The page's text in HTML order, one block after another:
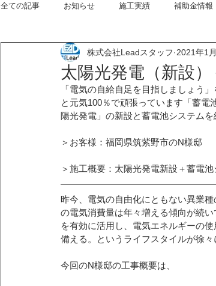
全ての記事 お知らせ 施工実績 補助金情報
蓄電池システム 太陽光発電シス
お客様の声 カーポート設置
ニチコンの蓄電池
シャープ蓄電池 三菱エコキュート 創蓄連
こんな話あんな話 EIBS7 山復興プロジェ
太陽光発電（新設
株式会社Leadスタッフ 2021年1
「電気の自給自足を目指しましょう
と元気100％で頑張っています「蓄電
陽光発電」の新設と蓄電池システム
＞お客様：福岡県筑紫野市のN様邸
＞施工概要：太陽光発電新設＋蓄電
昨今、電気の自由化にともない異業
の電気消費量は年々増える傾向が続
を有効に活用し、電気エネルギーの
備える。というライフスタイルが徐々
今回のN様邸の工事概要は、